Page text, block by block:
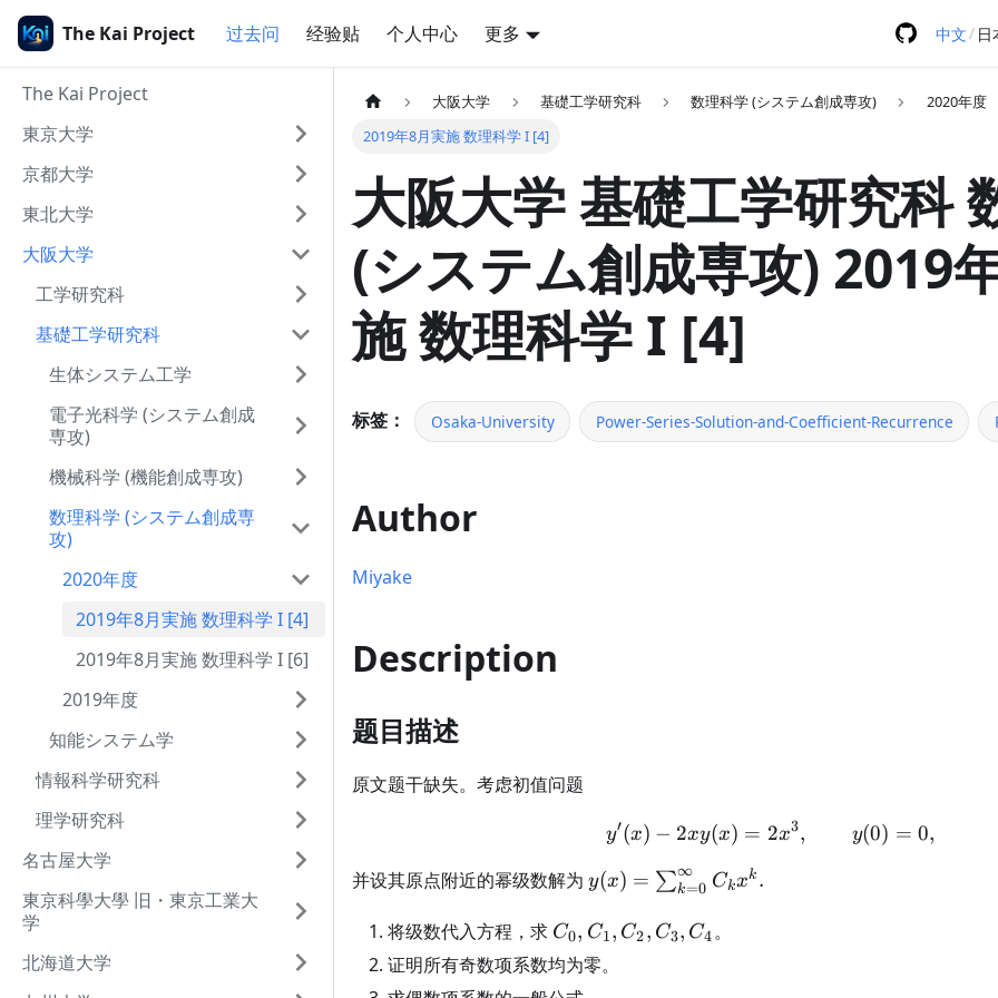
The Kai Project 过去问 经验贴 个人中心 更多 中文/ 日
The Kai Project
東京大学
京都大学
東北大学
大阪大学
工学研究科
基礎工学研究科
生体システム工学
電子光科学 (システム創成
専攻)
機械科学 (機能創成専攻)
数理科学 (システム創成専
攻)
2020年度
2019年8月実施 数理科学 I [4]
2019年8月実施 数理科学 I [6]
2019年度
知能システム学
情報科学研究科
理学研究科
名古屋大学
東京科學大學 旧・東京工業大
学
北海道大学
大阪大学 基礎工学研究科 数理科学 (システム創成専攻)
2020年度
2019年8月実施 数理科学 I [4]
大阪大学 基礎工学研究科
(システム創成専攻) 2019
施 数理科学 I [4]
标签： Osaka-University Power-Series-Solution-and-Coefficient-Recurrence
Author
Miyake
Description
题目描述
原文题干缺失。考虑初值问题
y'(x)-
y′(x) − 2xy(x) = 2x3, y(0) = 0,
并设其原点附近的幂级数解为 y(x)=\sum_{k=0}^\infty
y(x) = ∑k=0
∞ Ckxk .
将级数代入方程，求 C_0,C_1,C_2,C_3,C_4
C0, C1, C2, C3, C4。
证明所有奇数项系数均为零。